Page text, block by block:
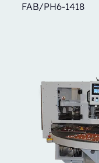
FAB/PH6-1418